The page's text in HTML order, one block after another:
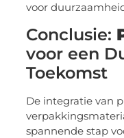
voor
Conclusie:
voor een
Toekomst
De integratie van
spannende stap